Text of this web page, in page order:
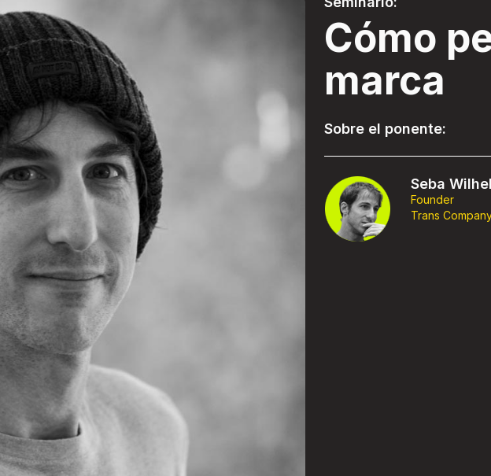
Cómo
marca
Sobre el ponente:
Seba
Founder
Trans